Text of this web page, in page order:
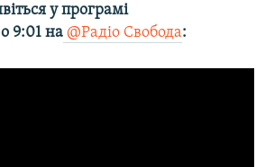
у програмі
9:01 на @Радіо Свобода: